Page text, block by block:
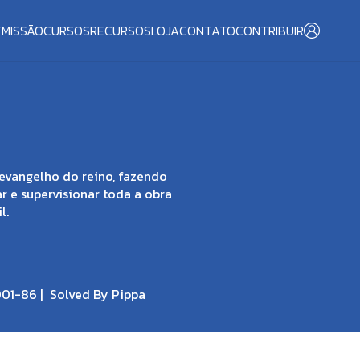
MISSÃOCURSOSRECURSOSLOJACONTATOCONTRIBUIR
do reino, fazendo
e supervisionar toda a obra
86 | Solved By Pippa